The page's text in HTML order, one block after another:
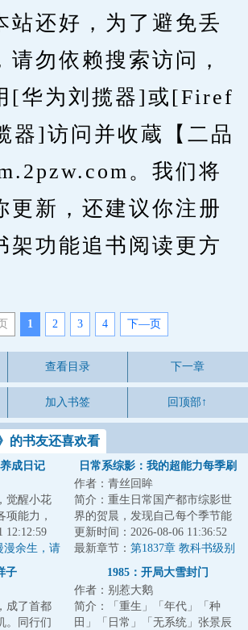
站还好，为了避免丢
请勿依赖搜索访问，
[华为刘揽器]或[Firef
器]访问并收蔵【二品
。我们将
更新，还建议你注册
架功能追书阅读更方
1 2 3 4 下—页
查看目录 下一章
加入书签 回顶部↑
的书友还喜欢看
成日记
觉醒小花
项能力，
给自己。
12:12:59
漫余生，请
日常系综影：我的超能力每季刷
新
作者：青丝回眸
简介：重生日常国产都市综影世
界的贺晨，发现自己每个季节能
刷新出一种超能力，从此过上了
不一样的日常人...
更新时间：2026-08-06 11:36:52
最新章节： 第1837章 教科书级别
的挖坑埋人！皮一下很开心的贺
子
成了首都
。同行们
1985：开局大雪封门
作者：别惹大鹅
简介：「重生」「年代」「种
田」「日常」「无系统」张景辰